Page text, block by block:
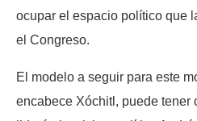
ocupar el espacio político que
el Congreso.
El modelo a seguir para este
encabece Xóchitl, puede tener